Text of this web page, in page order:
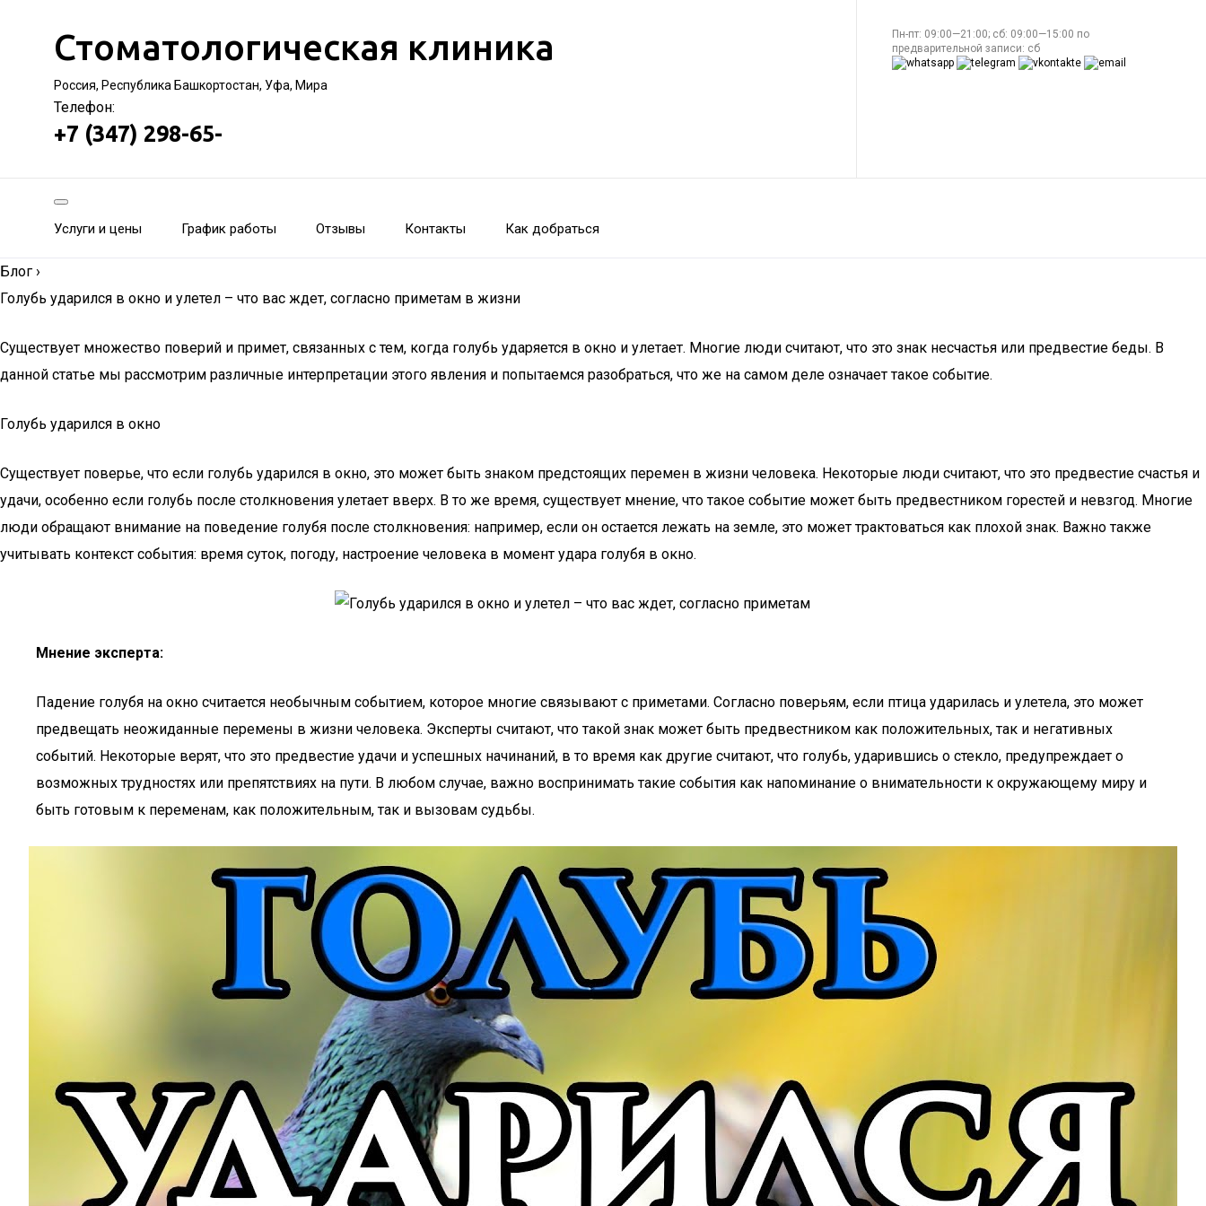
Стоматологическая клиника
Россия, Республика Башкортостан, Уфа, Мира
Телефон:
+7 (347) 298-65-
Пн-пт: 09:00—21:00; сб: 09:00—15:00 по
предварительной записи: сб
Услуги и цены График работы Отзывы Контакты Как добраться
Блог ›
Голубь ударился в окно и улетел – что вас ждет, согласно приметам в жизни
Существует множество поверий и примет, связанных с тем, когда голубь ударяется в окно и улетает. Многие люди считают, что это знак несчастья или предвестие беды. В
данной статье мы рассмотрим различные интерпретации этого явления и попытаемся разобраться, что же на самом деле означает такое событие.
Голубь ударился в окно
Существует поверье, что если голубь ударился в окно, это может быть знаком предстоящих перемен в жизни человека. Некоторые люди считают, что это предвестие счастья и
удачи, особенно если голубь после столкновения улетает вверх. В то же время, существует мнение, что такое событие может быть предвестником горестей и невзгод. Многие
люди обращают внимание на поведение голубя после столкновения: например, если он остается лежать на земле, это может трактоваться как плохой знак. Важно также
учитывать контекст события: время суток, погоду, настроение человека в момент удара голубя в окно.
Мнение эксперта:
Падение голубя на окно считается необычным событием, которое многие связывают с приметами. Согласно поверьям, если птица ударилась и улетела, это может
предвещать неожиданные перемены в жизни человека. Эксперты считают, что такой знак может быть предвестником как положительных, так и негативных
событий. Некоторые верят, что это предвестие удачи и успешных начинаний, в то время как другие считают, что голубь, ударившись о стекло, предупреждает о
возможных трудностях или препятствиях на пути. В любом случае, важно воспринимать такие события как напоминание о внимательности к окружающему миру и
быть готовым к переменам, как положительным, так и вызовам судьбы.